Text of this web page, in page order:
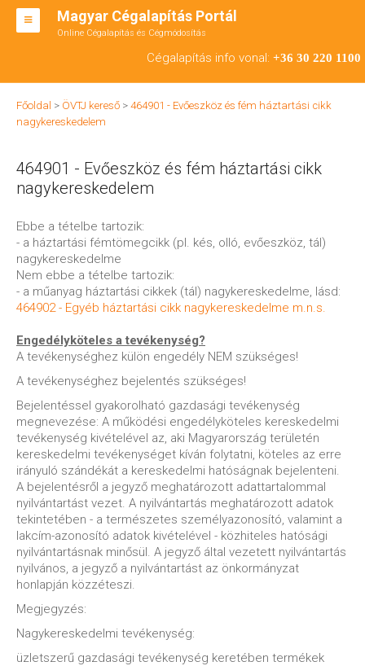
Magyar Cégalapítás Portál
Online Cégalapítás és Cégmódosítás
Cégalapítás info vonal: +36 30 220 1100
BT ALAPÍTÁS
RT ALAPÍTÁS
ÁTALAKULÁS
ENGEDÉLYKÖTELES
KAPCSOLAT
Főoldal > ÖVTJ kereső > 464901 - Evőeszköz és fém háztartási cikk
nagykereskedelem
464901 - Evőeszköz és fém háztartási cikk
nagykereskedelem
Ebbe a tételbe tartozik:
- a háztartási fémtömegcikk (pl. kés, olló, evőeszköz, tál)
nagykereskedelme
Nem ebbe a tételbe tartozik:
- a műanyag háztartási cikkek (tál) nagykereskedelme, lásd:
464902 - Egyéb háztartási cikk nagykereskedelme m.n.s.
Engedélyköteles a tevékenység?
A tevékenységhez külön engedély NEM szükséges!
A tevékenységhez bejelentés szükséges!
Bejelentéssel gyakorolható gazdasági tevékenység
megnevezése: A működési engedélyköteles kereskedelmi
tevékenység kivételével az, aki Magyarország területén
kereskedelmi tevékenységet kíván folytatni, köteles az erre
irányuló szándékát a kereskedelmi hatóságnak bejelenteni.
A bejelentésről a jegyző meghatározott adattartalommal
nyilvántartást vezet. A nyilvántartás meghatározott adatok
tekintetében - a természetes személyazonosító, valamint a
lakcím-azonosító adatok kivételével - közhiteles hatósági
nyilvántartásnak minősül. A jegyző által vezetett nyilvántartás
nyilvános, a jegyző a nyilvántartást az önkormányzat
honlapján közzéteszi.
Megjegyzés:
Nagykereskedelmi tevékenység:
üzletszerű gazdasági tevékenység keretében termékek